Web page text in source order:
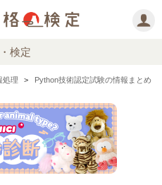
検定
処理 Python技術認定試験の情報まとめ